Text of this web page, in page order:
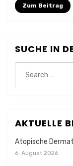
Zum Beitrag
SUCHE IN
for:
AKTUELLE
Atopische
6. August 2026